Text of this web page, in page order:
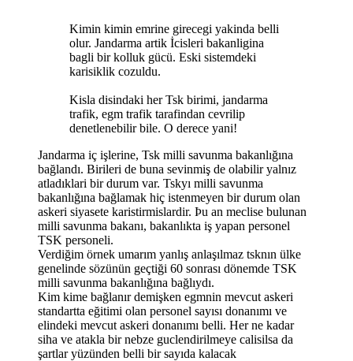
Kimin kimin emrine girecegi yakinda belli
olur. Jandarma artik İcisleri bakanligina
bagli bir kolluk gücü. Eski sistemdeki
karisiklik cozuldu.
Kisla disindaki her Tsk birimi, jandarma
trafik, egm trafik tarafindan cevrilip
denetlenebilir bile. O derece yani!
Jandarma iç işlerine, Tsk milli savunma bakanlığına
bağlandı. Birileri de buna sevinmiş de olabilir yalnız
atladıklari bir durum var. Tskyı milli savunma
bakanlığına bağlamak hiç istenmeyen bir durum olan
askeri siyasete karistirmislardir. Þu an meclise bulunan
milli savunma bakanı, bakanlıkta iş yapan personel
TSK personeli.
Verdiğim örnek umarım yanlış anlaşılmaz tsknın ülke
genelinde sözünün geçtiği 60 sonrası dönemde TSK
milli savunma bakanlığına bağlıydı.
Kim kime bağlanır demişken egmnin mevcut askeri
standartta eğitimi olan personel sayısı donanımı ve
elindeki mevcut askeri donanımı belli. Her ne kadar
siha ve atakla bir nebze guclendirilmeye calisilsa da
şartlar yüzünden belli bir sayıda kalacak